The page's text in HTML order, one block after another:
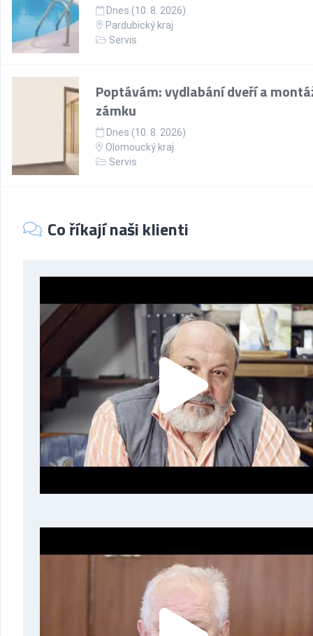
Dnes (10. 8. 2026)
Pardubický kraj
Servis
Poptávám: vydlabání dveří a
zámku
Dnes (10. 8. 2026)
Olomoucký kraj
Servis
Co říkají naši klienti